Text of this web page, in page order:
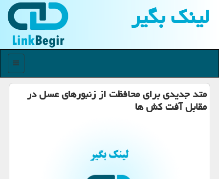
لینك بگیر
منو
متد جدیدی برای محافظت از زنبورهای عسل در
مقابل آفت كش ها